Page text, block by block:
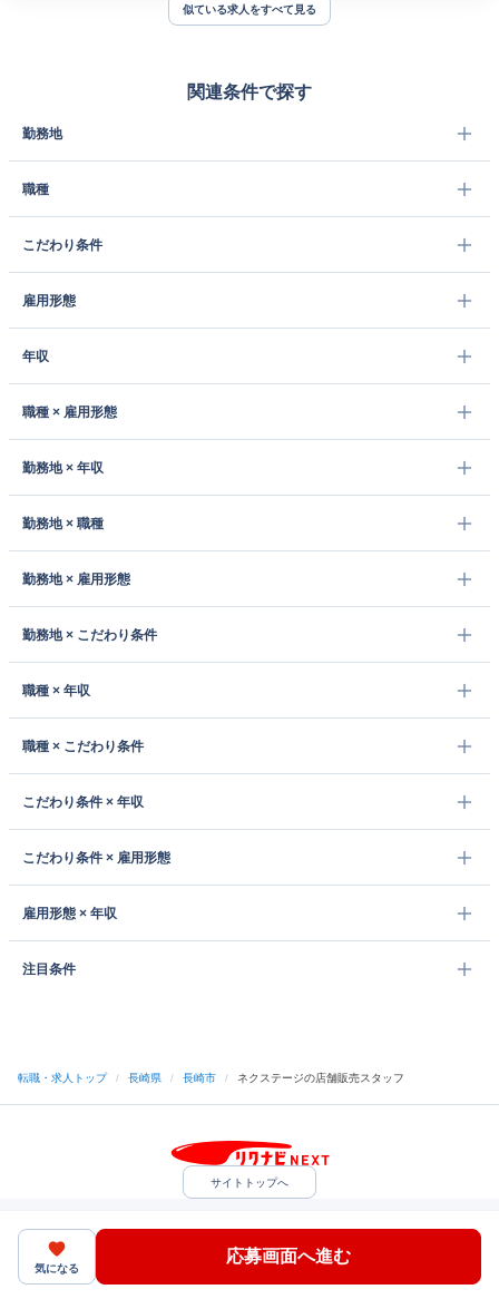
似ている求人をすべて見る
関連条件で探す
勤務地
職種
こだわり条件
雇用形態
年収
職種 × 雇用形態
勤務地 × 年収
勤務地 × 職種
勤務地 × 雇用形態
勤務地 × こだわり条件
職種 × 年収
職種 × こだわり条件
こだわり条件 × 年収
こだわり条件 × 雇用形態
雇用形態 × 年収
注目条件
転職・求人トップ / 長崎県 / 長崎市 / ネクステージの店舗販売スタッフ
気になる
応募画面へ進む
サイトトップへ
中途採用をご検討の企業様
ヘルプ・お問い合わせ
（C）Indeed Inc.